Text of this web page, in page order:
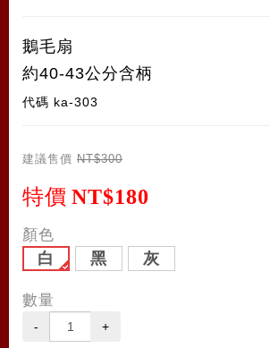
鵝毛扇
約40-43公分含柄
代碼 ka-303
建議售價 NT$300
特價 NT$180
顏色
白 黑 灰
數量
- +